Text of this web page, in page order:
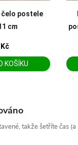
takže šetříte čas (a